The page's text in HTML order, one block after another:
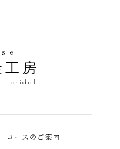
工房
bridal
コースのご案内